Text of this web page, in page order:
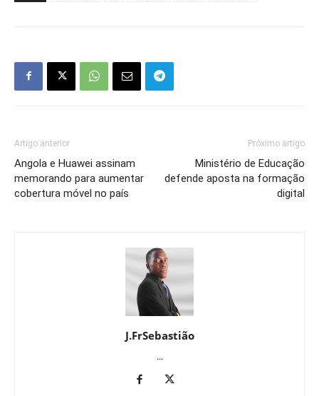
Artigo anterior
Angola e Huawei assinam
memorando para aumentar
cobertura móvel no país
Próximo artigo
Ministério de Educação
defende aposta na formação
digital
J.FrSebastião
...